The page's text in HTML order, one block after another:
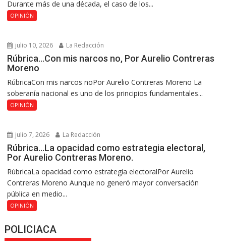
Durante más de una década, el caso de los...
OPINIÓN
julio 10, 2026 La Redacción
Rúbrica…Con mis narcos no, Por Aurelio Contreras
Moreno
RúbricaCon mis narcos noPor Aurelio Contreras Moreno La
soberanía nacional es uno de los principios fundamentales...
OPINIÓN
julio 7, 2026 La Redacción
Rúbrica…La opacidad como estrategia electoral,
Por Aurelio Contreras Moreno.
RúbricaLa opacidad como estrategia electoralPor Aurelio
Contreras Moreno Aunque no generó mayor conversación
pública en medio...
OPINIÓN
POLICIACA